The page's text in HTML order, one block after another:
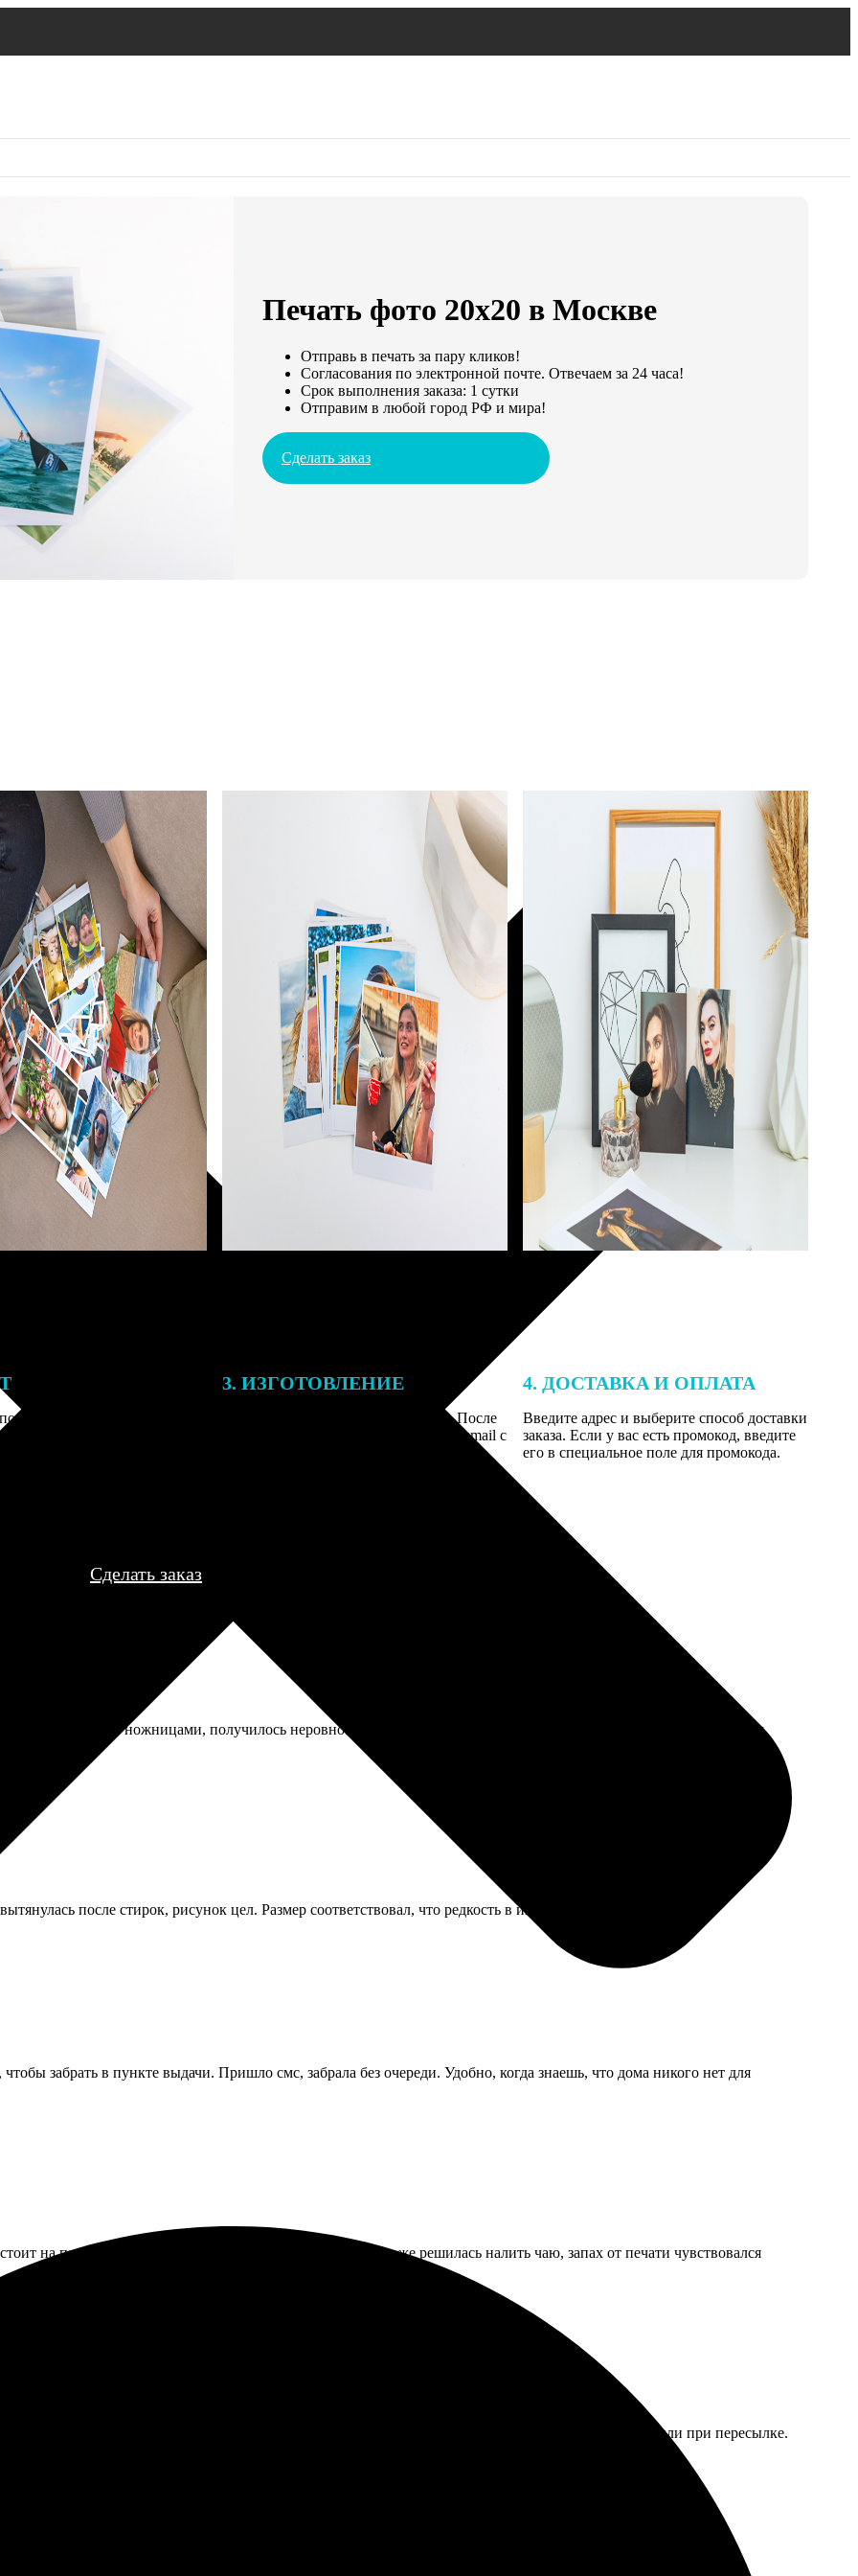
Печать фото 20х20 в Москве
Отправь в печать за пару кликов!
Согласования по электронной почте. Отвечаем за 24 часа!
Срок выполнения заказа: 1 сутки
Отправим в любой город РФ и мира!
Сделать заказ
заказа к печати
могут связаться с Вами
телефону или email для
деталей.
3. ИЗГОТОВЛЕНИЕ
Оплатите заказ банковской картой. После
оплаты получите подтверждение на email с
описанием заказа. Когда отправим заказ
4. ДОСТАВКА И ОПЛАТА
Введите адрес и выберите способ доставки
заказа. Если у вас есть промокод, введите
его в специальное поле для промокода.
Сделать заказ
Разрезал сам ножницами, получилось неровно. Нужно было сразу выбирать услугу порезки, она есть, я потом
после стирок, рисунок цел. Размер соответствовал, что редкость в интернет-заказах.
забрать в пункте выдачи. Пришло смс, забрала без очереди. Удобно, когда знаешь, что дома никого нет для
на полке. Рисунок яркий, ручка удобная. Но когда все же решилась налить чаю, запах от печати чувствовался
пришел без маркировки «Осторожно, стекло!» хотя заказывал в рамке. Повезло, что не разбили при пересылке.